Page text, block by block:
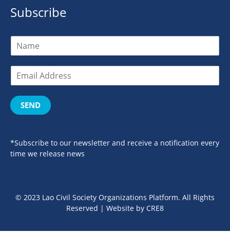
Subscribe
SEND
*Subscribe to our newsletter and receive a notification every
time we release news
© 2023 Lao Civil Society Organizations Platform. All Rights
Reserved | Website by CRE8